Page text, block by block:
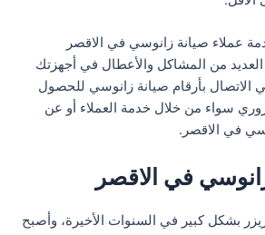
عملاء صيانة زانوسي في الاقصر
من المشاكل والأعطال في أجهزتك
في الاتصال بأرقام صيانة زانوسي للحصول
سواء من خلال خدمة العملاء أو عن
في الاقصر.
في الاقصر
بشكل كبير في السنوات الأخيرة، وأصبح